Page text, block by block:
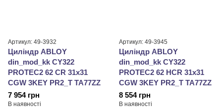
Артикул: 49-3932
Циліндр ABLOY
din_mod_kk CY322
PROTEC2 62 CR 31x31
CGW 3KEY PR2_T TA77ZZ
7 954 грн
В наявності
Артикул: 49-3945
Циліндр ABLOY
din_mod_kk CY322
PROTEC2 62 HCR 31x31
CGW 3KEY PR2_T TA77ZZ
8 554 грн
В наявності